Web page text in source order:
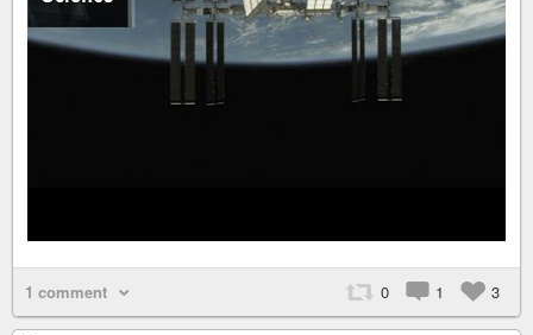
1 comment 0 1 3